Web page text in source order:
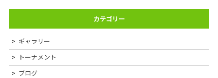
カテゴリー
ギャラリー
トーナメント
ブログ